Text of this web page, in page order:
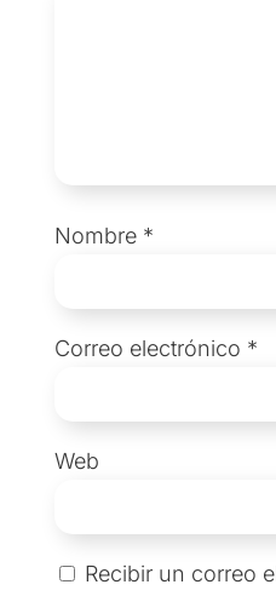
Nombre *
Correo electrónico *
Web
Recibir un correo